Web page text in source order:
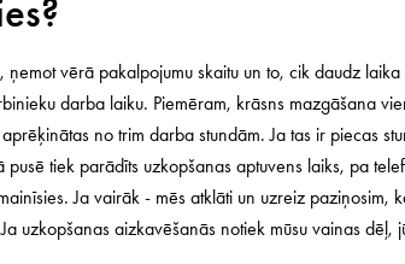
vērā pakalpojumu skaitu un to, cik daudz
darba laiku. Piemēram, krāsns mazgāšana
no trim darba stundām. Ja tas ir piecas
tiek parādīts uzkopšanas aptuvens laiks, pa
Ja vairāk - mēs atklāti un uzreiz paziņosim,
uzkopšanas aizkavēšanās notiek mūsu vainas